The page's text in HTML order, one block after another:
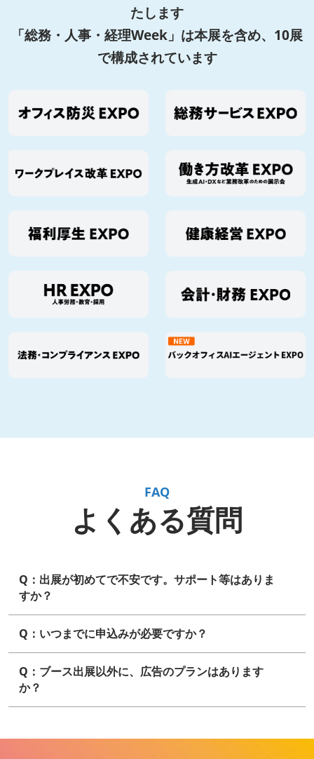
たします
「総務・人事・経理Week」は本展を含め、10展
で構成されています
FAQ
よくある質問
Q：出展が初めてで不安です。サポート等はありま
すか？
Q：いつまでに申込みが必要ですか？
Q：ブース出展以外に、広告のプランはあります
か？